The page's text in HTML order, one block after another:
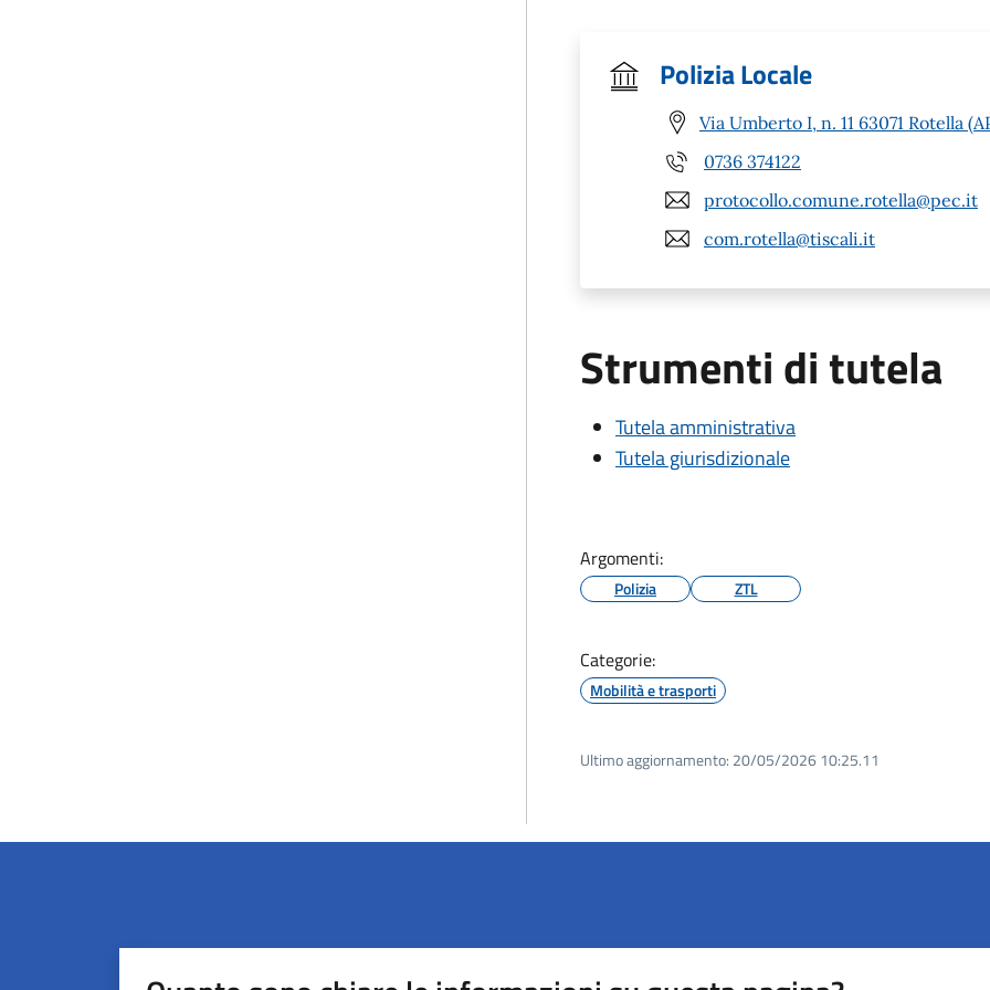
Polizia Locale
Via Umberto I, n. 11 63071 Rotella
0736 374122
protocollo.comune.rotella@pec.it
com.rotella@tiscali.it
Strumenti di tutela
Tutela amministrativa
Tutela giurisdizionale
Argomenti:
Polizia ZTL
Categorie:
Mobilità e trasporti
Ultimo aggiornamento: 20/05/2026 10:25.11